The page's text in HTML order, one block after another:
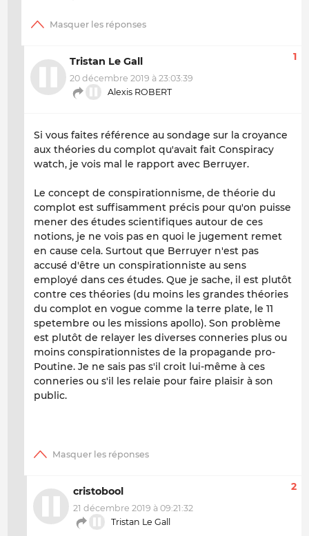
Tristan Le Gall
20 décembre 2019 à 23:03:39
Alexis ROBERT
1
Si vous faites référence au sondage sur la croyance
aux théories du complot qu'avait fait Conspiracy
watch, je vois mal le rapport avec Berruyer.
Le concept de conspirationnisme, de théorie du
complot est suffisamment précis pour qu'on puisse
mener des études scientifiques autour de ces
notions, je ne vois pas en quoi le jugement remet
en cause cela. Surtout que Berruyer n'est pas
accusé d'être un conspirationniste au sens
employé dans ces études. Que je sache, il est plutôt
contre ces théories (du moins les grandes théories
du complot en vogue comme la terre plate, le 11
spetembre ou les missions apollo). Son problème
est plutôt de relayer les diverses conneries plus ou
moins conspirationnistes de la propagande pro-
Poutine. Je ne sais pas s'il croit lui-même à ces
conneries ou s'il les relaie pour faire plaisir à son
public.
cristobool
21 décembre 2019 à 09:21:32
Tristan Le Gall
2